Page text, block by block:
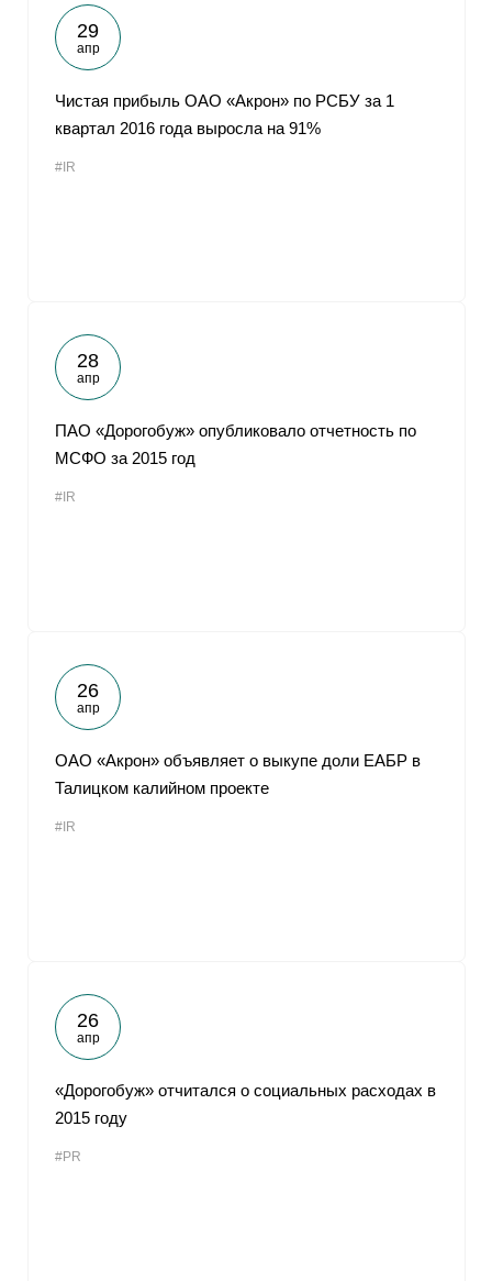
29
апр
Чистая прибыль ОАО «Акрон» по РСБУ за 1
квартал 2016 года выросла на 91%
#IR
28
апр
ПАО «Дорогобуж» опубликовало отчетность по
МСФО за 2015 год
#IR
26
апр
ОАО «Акрон» объявляет о выкупе доли ЕАБР в
Талицком калийном проекте
#IR
26
апр
«Дорогобуж» отчитался о социальных расходах в
2015 году
#PR